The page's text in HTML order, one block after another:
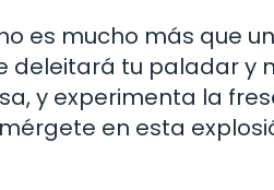
es mucho más que
deleitará tu paladar y
y experimenta la
en esta